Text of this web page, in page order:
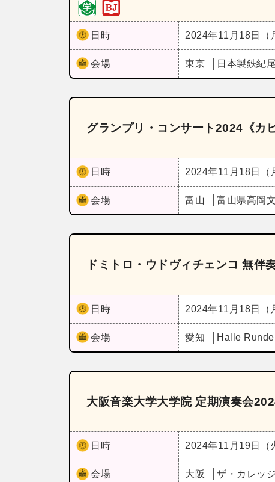
日時 2024年11月18日（
会場 東京 日本製鉄紀
グランプリ・コンサート2024《カ
日時 2024年11月18日（
会場 富山 富山県高岡
ドミトロ・ウドヴィチェンコ 無伴
日時 2024年11月18日（
会場 愛知 Halle Runde
大阪音楽大学大学院 定期演奏会
日時 2024年11月19日（
会場 大阪 ザ・カレッ